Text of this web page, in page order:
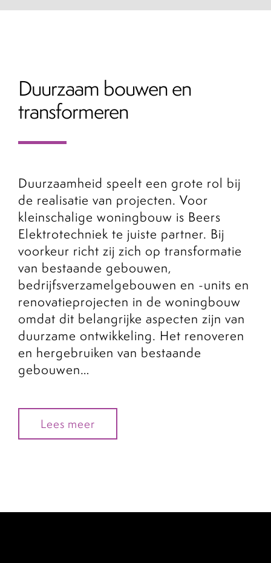
Duurzaam bouwen en
transformeren
Duurzaamheid speelt een grote rol bij
de realisatie van projecten. Voor
kleinschalige woningbouw is Beers
Elektrotechniek te juiste partner. Bij
voorkeur richt zij zich op transformatie
van bestaande gebouwen,
bedrijfsverzamelgebouwen en -units en
renovatieprojecten in de woningbouw
omdat dit belangrijke aspecten zijn van
duurzame ontwikkeling. Het renoveren
en hergebruiken van bestaande
gebouwen…
Lees meer